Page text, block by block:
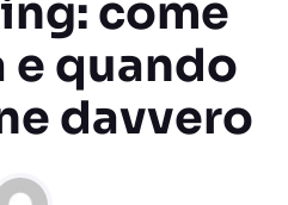
come
e quando
davvero